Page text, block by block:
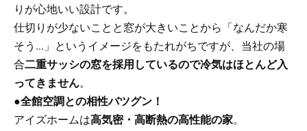
りが心地いい設計です。
仕切りが少ないことと窓が大きいことから「なんだか寒
そう…」というイメージをもたれがちですが、当社の場
合二重サッシの窓を採用しているので冷気はほとんど入
ってきません。
●全館空調との相性バツグン！
アイズホームは高気密・高断熱の高性能の家。